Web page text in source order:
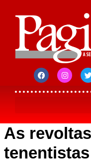
As revoltas